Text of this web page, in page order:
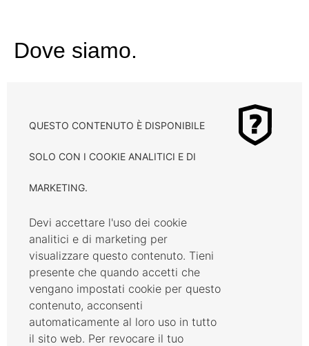
Dove siamo.
QUESTO CONTENUTO È DISPONIBILE
SOLO CON I COOKIE ANALITICI E DI
MARKETING.
Devi accettare l'uso dei cookie
analitici e di marketing per
visualizzare questo contenuto. Tieni
presente che quando accetti che
vengano impostati cookie per questo
contenuto, acconsenti
automaticamente al loro uso in tutto
il sito web. Per revocare il tuo